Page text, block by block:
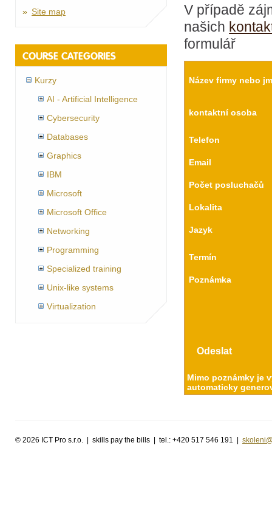
Site map
COURSE CATEGORIES
Kurzy
AI - Artificial Intelligence
Cybersecurity
Databases
Graphics
IBM
Microsoft
Microsoft Office
Networking
Programming
Specialized training
Unix-like systems
Virtualization
V případě
našich
formulář
Název firmy nebo
kontaktní osoba
Telefon
Email
Počet posluchačů
Lokalita
Jazyk
Termín
Poznámka
Mimo poznámky je
automaticky
© 2026 ICT Pro s.r.o. | skills pay the bills | tel.: +420 517 546 191 |